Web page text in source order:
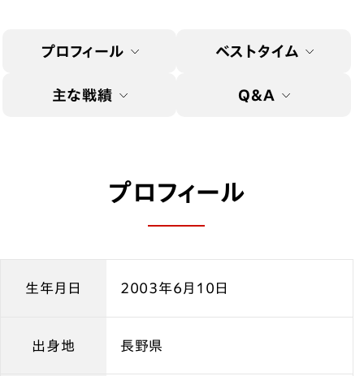
プロフィール ベストタイム
主な戦績 Q&A
プロフィール
生年月日 2003年6月10日
出身地 長野県